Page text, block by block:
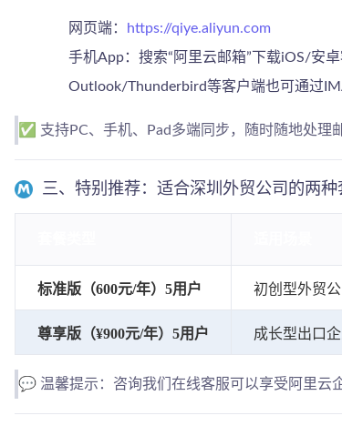
网页端：
https://qiye.aliyun.com
手机App：搜索“阿里云邮箱”下载iOS/安
Outlook/Thunderbird等客户端也可通过
✅ 支持PC、手机、Pad多端同步，随时随地处理
三、特别推荐：适合深圳外贸公司的两种
标准版（600元/年）5用户 初创型外贸
尊享版（¥900元/年） 5用户 成长型出口
💬 温馨提示：咨询我们在线客服可以享受阿里云